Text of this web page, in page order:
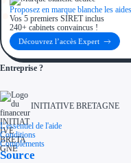
Proposez en marque blanche les
Vos 5 premiers SIRET inclus
240+ cabinets convaincus !
Découvrez l’accès Expert
Entreprise ?
INITIATIVE BRETAGNE
L'essentiel de l'aide
Conditions
Compléments
Source